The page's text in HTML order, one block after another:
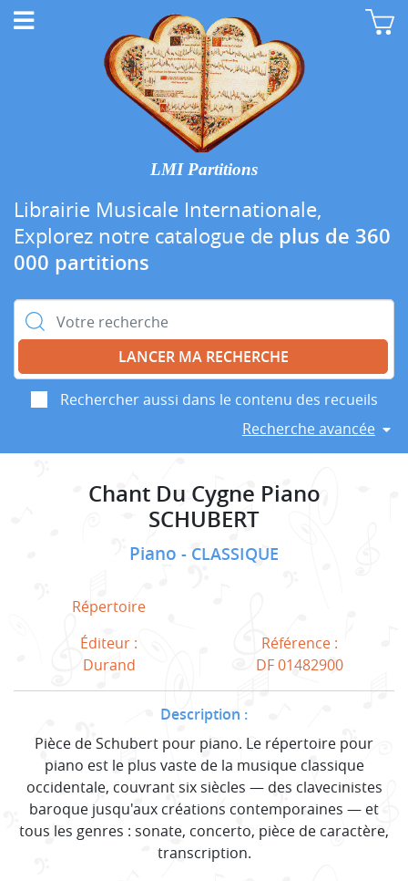
LMI Partitions
Librairie Musicale Internationale,
Explorez notre catalogue de plus de 360
000 partitions
Rechercher :
Rechercher aussi dans le contenu des recueils
Recherche avancée
Chant Du Cygne Piano
SCHUBERT
Piano CLASSIQUE
Répertoire
Éditeur :
Durand
Référence :
DF 01482900
Description :
Pièce de Schubert pour piano. Le répertoire pour
piano est le plus vaste de la musique classique
occidentale, couvrant six siècles — des clavecinistes
baroque jusqu'aux créations contemporaines — et
tous les genres : sonate, concerto, pièce de caractère,
transcription.